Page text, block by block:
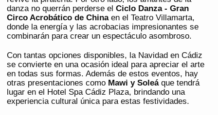
danza no querrán perderse el Ciclo Danza - Gran
Circo Acrobático de Chinaen el Teatro Villamarta,
donde la energía y las acrobacias impresionantes se
combinarán para crear un espectáculo asombroso.
Con tantas opciones disponibles, la Navidad en Cádiz
se convierte en una ocasión ideal para apreciar el arte
en todas sus formas. Además de estos eventos, hay
otras presentaciones como Mawi y Soleáque tendrá
lugar en el Hotel Spa Cádiz Plaza, brindando una
experiencia cultural única para estas festividades.